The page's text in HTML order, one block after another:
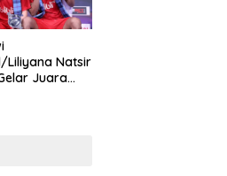
Liliyana Natsir
Juara